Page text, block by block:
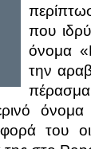
που
όνομα
την
του